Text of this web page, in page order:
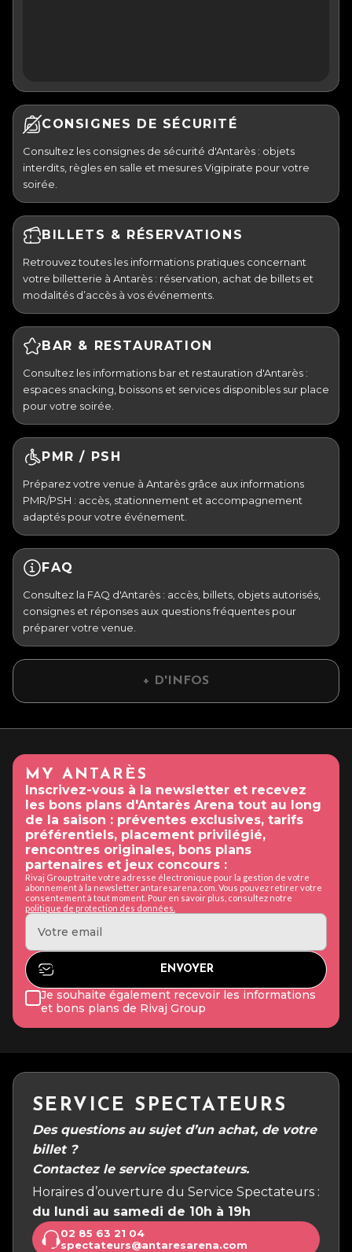
CONSIGNES DE SÉCURITÉ
Consultez les consignes de sécurité d'Antarès : objets
interdits, règles en salle et mesures Vigipirate pour votre
soirée.
BILLETS & RÉSERVATIONS
Retrouvez toutes les informations pratiques concernant
votre billetterie à Antarès : réservation, achat de billets et
modalités d’accès à vos événements.
BAR & RESTAURATION
Consultez les informations bar et restauration d'Antarès :
espaces snacking, boissons et services disponibles sur place
pour votre soirée.
PMR / PSH
Préparez votre venue à Antarès grâce aux informations
PMR/PSH : accès, stationnement et accompagnement
adaptés pour votre événement.
FAQ
Consultez la FAQ d'Antarès : accès, billets, objets autorisés,
consignes et réponses aux questions fréquentes pour
préparer votre venue.
+ D'INFOS
MY ANTARÈS
Inscrivez-vous à la newsletter et recevez
les bons plans d'Antarès Arena tout au long
de la saison : préventes exclusives, tarifs
préférentiels, placement privilégié,
rencontres originales, bons plans
partenaires et jeux concours :
Rivaj Group traite votre adresse électronique pour la gestion de votre
abonnement à la newsletter antaresarena.com. Vous pouvez retirer votre
consentement à tout moment. Pour en savoir plus, consultez notre
politique de protection des données.
Je souhaite également recevoir les informations
et bons plans de Rivaj Group
SERVICE SPECTATEURS
Des questions au sujet d’un achat, de votre
billet ?
Contactez le service spectateurs.
Horaires d’ouverture du Service Spectateurs :
du lundi au samedi de 10h à 19h
02 85 63 21 04
spectateurs@antaresarena.com